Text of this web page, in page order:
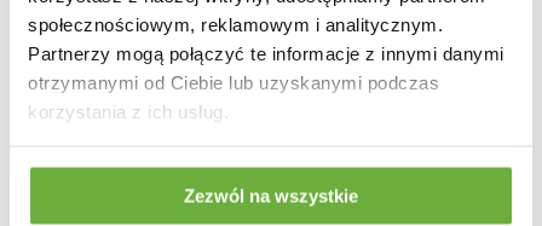
społecznościowym, reklamowym i analitycznym.
Partnerzy mogą połączyć te informacje z innymi danymi
otrzymanymi od Ciebie lub uzyskanymi podczas
korzystania z ich usług.
Zezwól na wszystkie